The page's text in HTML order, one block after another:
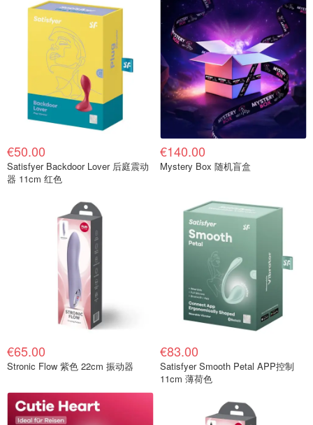
€50.00
Satisfyer Backdoor Lover 后庭震动
器 11cm 红色
€140.00
Mystery Box 随机盲盒
€65.00
Stronic Flow 紫色 22cm 振动器
€83.00
Satisfyer Smooth Petal APP控制
11cm 薄荷色